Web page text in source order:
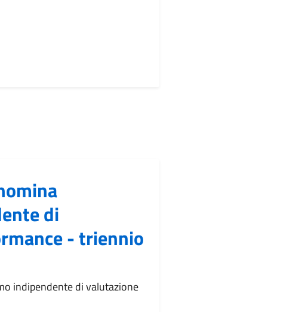
di
- triennio
indipendente di valutazione